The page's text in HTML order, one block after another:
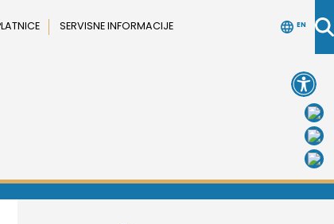
SERVISNE INFORMACIJE EN